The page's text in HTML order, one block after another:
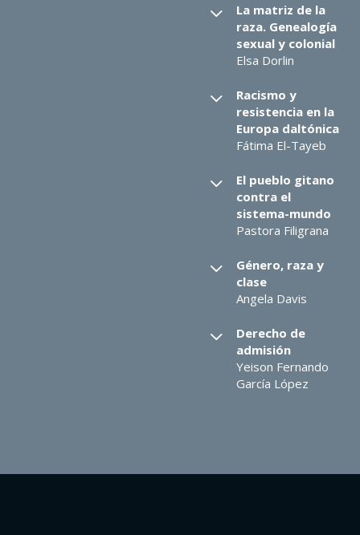
La matriz de la
raza. Genealogía
sexual y colonial
Elsa Dorlin
Racismo y
resistencia en la
Europa daltónica
Fátima El-Tayeb
El pueblo gitano
contra el
sistema-mundo
Pastora Filigrana
Género, raza y
clase
Angela Davis
Derecho de
admisión
Yeison Fernando
García López